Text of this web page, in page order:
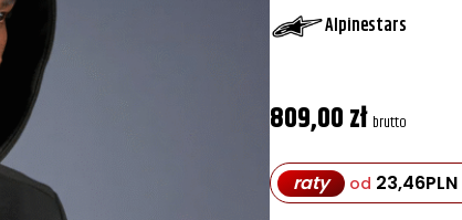
Alpinestars
809,00zł brutto
raty od 23,46PLN